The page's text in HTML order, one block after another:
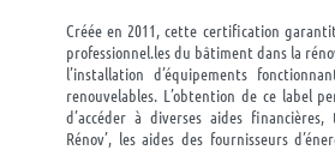
Créée en 2011, cette certification
professionnel.les du bâtiment dans la
l’installation d’équipements
renouvelables. L’obtention de ce label
d’accéder à diverses aides
Rénov’, les aides des fournisseurs